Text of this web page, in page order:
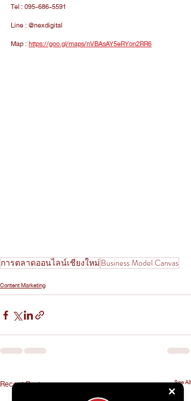
Tel : 095-686-5591
Line : @nexdigital
Map : https://goo.gl/maps/nVBAsAY5eRYon2RR6
การตลาดออนไลน์เชียงใหม่ Business Model Canvas
Content Marketing
Recent Posts See All